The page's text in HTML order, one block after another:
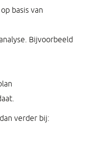
basis van
Bijvoorbeeld
verder bij: